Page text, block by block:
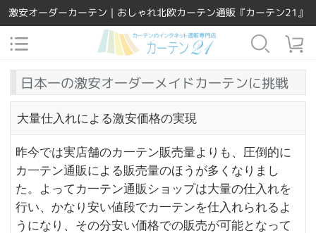
激安オーダーカーテン｜おしゃれ北欧カーテン通販『カーテン21』
日本一の激安オ一ダ一メイドカ一テンに挑戦
大量仕入れによる激安価格の実現
昨今では実店舗のカ一テン販売量よりも、圧倒的に
カ一テン通販による販売量のほうが多くなりまし
た。よってカ一テン通販ショップは大量の仕入れを
行い、かなり安い値段でカ一テンを仕入れられるよ
うになり、その分安い価格での販売が可能となって